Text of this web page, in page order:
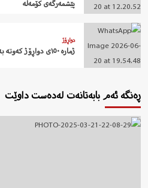
پێشمەرگەی کۆمەڵە
دواڕۆژ
ژمارە ١٥٠ی دواڕۆژ کەوتە بەردیدەی خوێنەرانی…
ڕەنگە ئەم بابەتانەت لەدەست داوێت